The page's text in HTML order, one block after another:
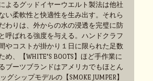
よるグッドイヤーウエルト製法は他社
い柔軟性と快適性を生み出す。それら
わりは、外からの水の浸透を完璧に防
呼ばれる強度を与える。ハンドクラフ
やコストが掛かり１日に限られた足数
め、【WHITE’S BOOTS】ほど手作業に
ブーツブランドはアメリカでもほとん
グシップモデルの【SMOKE JUMPER】